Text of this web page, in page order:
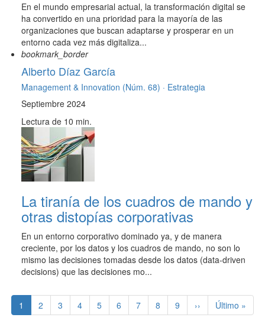
En el mundo empresarial actual, la transformación digital se
ha convertido en una prioridad para la mayoría de las
organizaciones que buscan adaptarse y prosperar en un
entorno cada vez más digitaliza...
bookmark_border
Alberto Díaz García
Management & Innovation (Núm. 68) · Estrategia
Septiembre 2024
Lectura de 10 min.
La tiranía de los cuadros de mando y
otras distopías corporativas
En un entorno corporativo dominado ya, y de manera
creciente, por los datos y los cuadros de mando, no son lo
mismo las decisiones tomadas desde los datos (data-driven
decisions) que las decisiones mo...
Paginación
Página
actual
1 Page
2 Page
3 Page
4 Page
5 Page
6 Page
7 Page
8 Page
9
Siguiente
página
››
Última
página
Último »